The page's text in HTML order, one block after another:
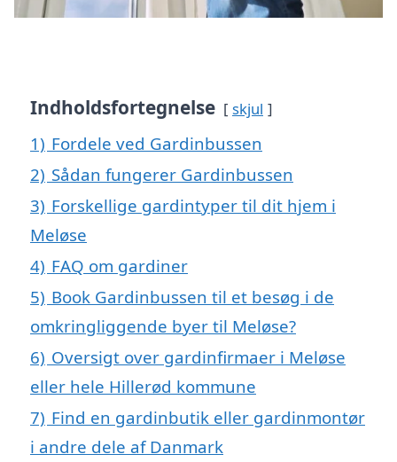
Indholdsfortegnelse skjul
1) Fordele ved Gardinbussen
2) Sådan fungerer Gardinbussen
3) Forskellige gardintyper til dit hjem i
Meløse
4) FAQ om gardiner
5) Book Gardinbussen til et besøg i de
omkringliggende byer til Meløse?
6) Oversigt over gardinfirmaer i Meløse
eller hele Hillerød kommune
7) Find en gardinbutik eller gardinmontør
i andre dele af Danmark